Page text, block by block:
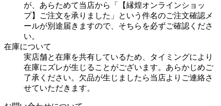
が、あらためて当店から「【縁煌オンラインショッ
プ】ご注文を承りました」という件名のご注文確認メ
ールが別途届きますので、そちらを必ずご確認くださ
い。
在庫について
実店舗と在庫を共有しているため、タイミングにより
在庫にズレが生じることがございます。あらかじめご
了承ください。欠品が生じましたら当店よりご連絡さ
せていただきます。